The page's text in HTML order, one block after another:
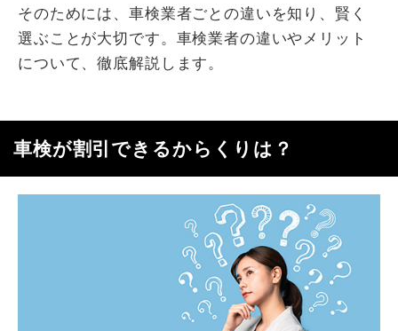
そのためには、車検業者ごとの違いを知り、賢く
選ぶことが大切です。車検業者の違いやメリット
について、徹底解説します。
車検が割引できるからくりは？